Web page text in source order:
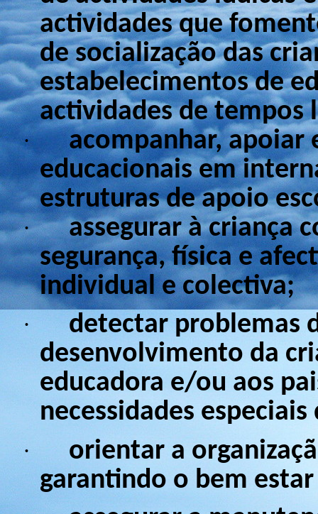
actividades que
de socialização das
estabelecimentos de
actividades de tempos
·
acompanhar, apoiar
educacionais em
estruturas de apoio
·
assegurar à criança
segurança, física e
individual e colectiva;
·
detectar problemas
desenvolvimento da
educadora e/ou aos
necessidades
·
orientar a
garantindo o bem